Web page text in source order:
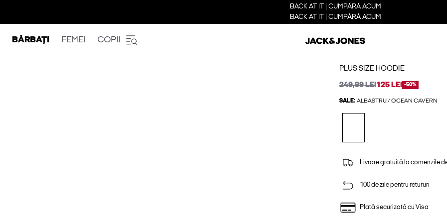
BACK AT IT | CUMPĂRĂ ACUM
BACK AT IT | CUMPĂRĂ ACUM
BĂRBAȚI FEMEI COPII
PLUS SIZE HOODIE
249,99 LEI125 LEI -50%
SALE: ALBASTRU / OCEAN CAVERN
Livrare gratuită la comenzile
100 de zile pentru retururi
Plată securizată cu Visa